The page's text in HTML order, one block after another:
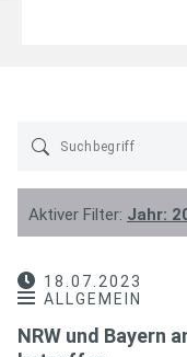
Aktiver Filter: Jahr:
18.07.2023
ALLGEMEIN
NRW und Bayern